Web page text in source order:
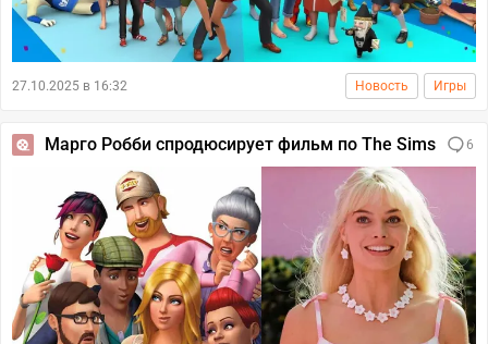
27.10.2025 в 16:32 Новость Игры
Марго Робби спродюсирует фильм по The Sims 6